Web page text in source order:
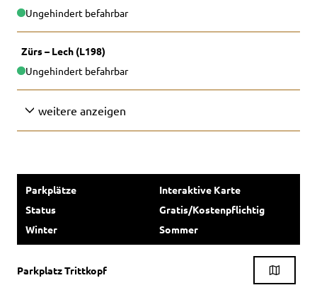
Ungehindert befahrbar
Zürs – Lech (L198)
Ungehindert befahrbar
weitere anzeigen
Parkplätze
Interaktive Karte
Status
Gratis/Kostenpflichtig
Winter
Sommer
Parkplatz Trittkopf